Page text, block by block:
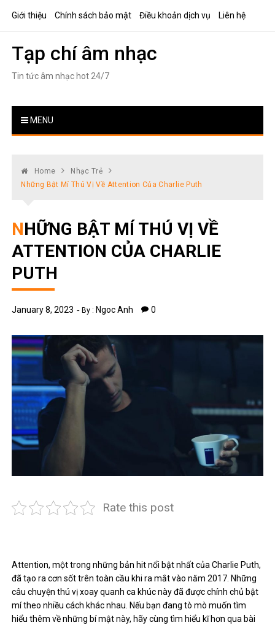
Giới thiệu Chính sách bảo mật Điều khoản dịch vụ Liên hệ
Tạp chí âm nhạc
Tin tức âm nhạc hot 24/7
MENU
Home
Nhạc Trẻ
Những Bật Mí Thú Vị Về Attention Của Charlie Puth
NHỮNG BẬT MÍ THÚ VỊ VỀ
ATTENTION CỦA CHARLIE
PUTH
January 8, 2023 By : Ngoc Anh 0
Rate this post
Attention, một trong những bản hit nổi bật nhất của Charlie Puth,
đã tạo ra cơn sốt trên toàn cầu khi ra mắt vào năm 2017. Những
câu chuyện thú vị xoay quanh ca khúc này đã được chính chủ bật
mí theo nhiều cách khác nhau. Nếu bạn đang tò mò muốn tìm
hiểu thêm về những bí mật này, hãy cùng tìm hiểu kĩ hơn qua bài